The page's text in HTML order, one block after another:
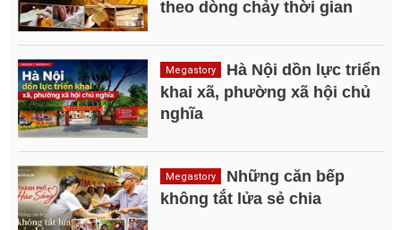
theo dòng chảy thời gian
Megastory
Hà Nội dồn lực triển
khai xã, phường xã hội chủ
nghĩa
Megastory
Những căn bếp
không tắt lửa sẻ chia